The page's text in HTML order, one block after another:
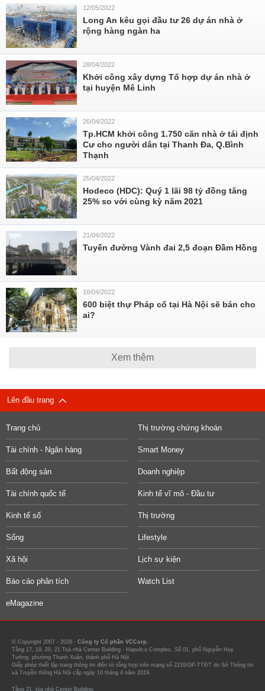
12/05/2022
Long An kêu gọi đầu tư 26 dự án nhà ở
rộng hàng ngàn ha
28/04/2022
Khởi công xây dựng Tổ hợp dự án nhà ở
tại huyện Mê Linh
26/04/2022
Tp.HCM khởi công 1.750 căn nhà ở tái định
Cư cho người dân tại Thanh Đa, Q.Bình
Thạnh
25/04/2022
Hodeco (HDC): Quý 1 lãi 98 tỷ đồng tăng
25% so với cùng kỳ năm 2021
21/04/2022
Tuyến đường Vành đai 2,5 đoạn Đầm Hồng
18/04/2022
600 biệt thự Pháp cổ tại Hà Nội sẽ bán cho
ai?
Xem thêm
Lên đầu trang
Trang chủ Thị trường chứng khoán
Tài chính - Ngân hàng Smart Money
Bất động sản Doanh nghiệp
Tài chính quốc tế Kinh tế vĩ mô - Đầu tư
Kinh tế số Thị trường
Sống Lifestyle
Xã hội Lịch sự kiện
Báo cáo phân tích Watch List
eMagazine
© Copyright 2007 - 2026 - Công ty Cổ phần VCCorp.
Tầng 17, 19, 20, 21 Toà nhà Center Building - Hapulico Complex, Số 01, phố Nguyễn Huy
Tưởng, phường Thanh Xuân, thành phố Hà Nội
Giấy phép thiết lập trang thông tin điện tử tổng hợp trên mạng số 2216/GP-TTĐT do Sở Thông tin
và Truyền thông Hà Nội cấp ngày 10 tháng 4 năm 2019.
Tầng 21, tòa nhà Center Building.